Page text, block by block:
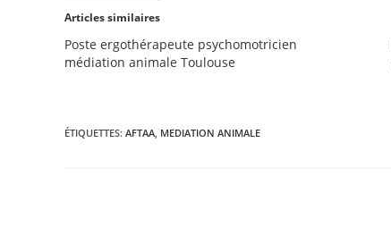
Articles similaires
Poste ergothérapeute psychomotricien
médiation animale Toulouse
ÉTIQUETTES: AFTAA, MEDIATION ANIMALE